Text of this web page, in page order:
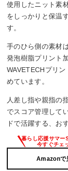
使用したニット素
をしっかりと保温
す。
手のひら側の素材
発泡樹脂プリント
WAVETECHプリ
めています。
人差し指や親指の
でスコア管理して
ドで活躍する、お
Amazonで